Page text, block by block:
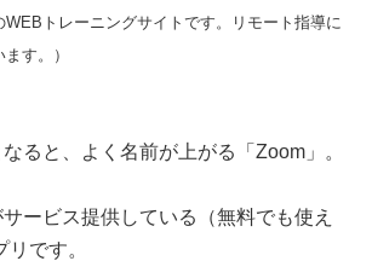
WEBトレーニングサイトです。リモート指導に
す。）
ると、よく名前が上がる「Zoom」。
ービス提供している（無料でも使え
です。